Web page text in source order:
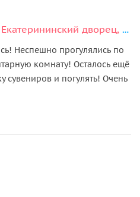
Пушкин (Царское Село): Екатерининский дворец, парк и Янтарная комната
Неспешно прогулялись по
комнату! Осталось ещё
сувениров и погулять! Очень